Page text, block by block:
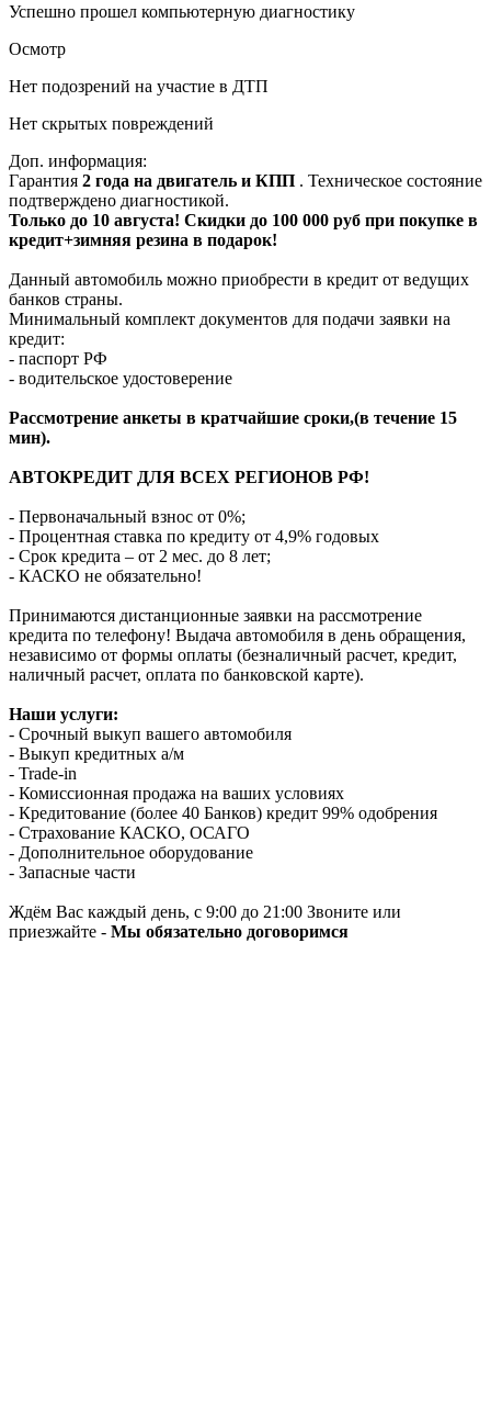
Успешно прошел компьютерную диагностику
Осмотр
Нет подозрений на участие в ДТП
Нет скрытых повреждений
Доп. информация:
Гарантия 2 года на двигатель и КПП . Техническое состояние
подтверждено диагностикой.
Только до 10 августа! Скидки до 100 000 руб при покупке в
кредит+зимняя резина в подарок!
Данный автомобиль можно приобрести в кредит от ведущих
банков страны.
Минимальный комплект документов для подачи заявки на
кредит:
- паспорт РФ
- водительское удостоверение
Рассмотрение анкеты в кратчайшие сроки,(в течение 15
мин).
АВТОКРЕДИТ ДЛЯ ВСЕХ РЕГИОНОВ РФ!
- Первоначальный взнос от 0%;
- Процентная ставка по кредиту от 4,9% годовых
- Срок кредита – от 2 мес. до 8 лет;
- КАСКО не обязательно!
Принимаются дистанционные заявки на рассмотрение
кредита по телефону! Выдача автомобиля в день обращения,
независимо от формы оплаты (безналичный расчет, кредит,
наличный расчет, оплата по банковской карте).
Наши услуги:
- Срочный выкуп вашего автомобиля
- Выкуп кредитных а/м
- Trade-in
- Комиссионная продажа на ваших условиях
- Кредитование (более 40 Банков) кредит 99% одобрения
- Страхование КАСКО, ОСАГО
- Дополнительное оборудование
- Запасные части
Ждём Вас каждый день, с 9:00 до 21:00 Звоните или
приезжайте - Мы обязательно договоримся